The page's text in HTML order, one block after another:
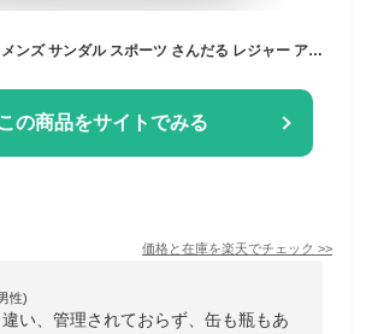
スポーツサンダル メンズ サンダル スポーツ さんだる レジャー アウトドア 登山 軽量 速乾 滑り止め 夏 川 海 旅行 ビーチサンダル 厚底 手縫い 排水 速乾性 水陸両用 シューズ スニーカー スポサン 男性用サンダル ビーチ オフィス
この商品をサイトでみる
価格と在庫を楽天でチェック >>
性)
い、管理されておらず、缶も瓶もあ